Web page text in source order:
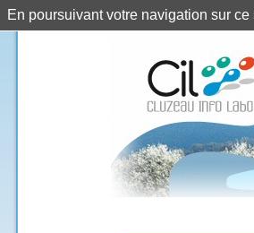
En poursuivant votre navigation sur